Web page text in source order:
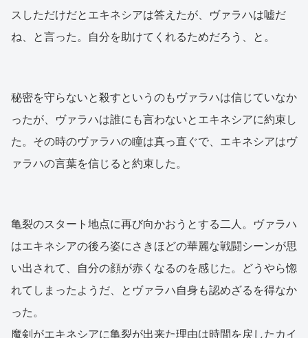
スしただけだとエキネシアは答えたが、ヴァラハは嘘だ
ね、と言った。自分を助けてくれるためだろう、と。
秘密を守らないと殺すというのもヴァラハは信じていなか
ったが、ヴァラハは誰にも言わないとエキネシアに約束し
た。その時のヴァラハの瞳は真っ直ぐで、エキネシアはヴ
ァラハの言葉を信じると約束した。
亀裂のスタート地点に再び向かおうとする二人。ヴァラハ
はエキネシアの後ろ姿にさきほどの華麗な戦闘シーンが思
い出されて、自分の顔が赤くなるのを感じた。どうやら惚
れてしまったようだ、とヴァラハ自身も認めざるを得なか
った。
魔剣がエキネシアに亀裂が出来た理由は時間を戻したカイ